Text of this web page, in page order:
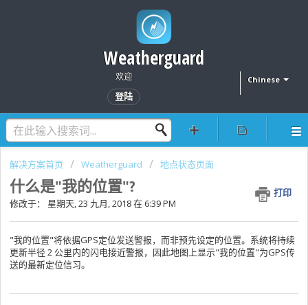
Weatherguard
Chinese
欢迎
登陆
解决方案首页 Weatherguard 地点状态页面
什么是"我的位置"?
打印
修改于： 星期天, 23 九月, 2018 在 6:39 PM
"我的位置"将依据GPS定位发送警报，而非预先设定的位置。系统将持续
更新半径 2 公里内的闪电接近警报，因此地图上显示"我的位置"为GPS传
送的最新定位信习。